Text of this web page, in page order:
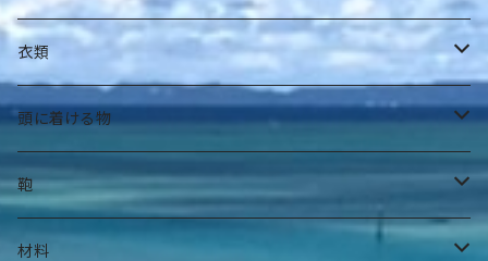
衣類
全身衣
身上衣
身下衣
頭に着ける物
帽子
髪留め
鞄
腰鞄
材料